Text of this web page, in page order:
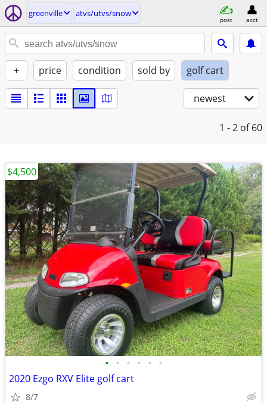
greenville atvs/utvs/snow
post acct
+ price condition sold by golf cart
newest
1 - 2 of 60
• • • • • •
2020 Ezgo RXV Elite golf cart
8/7
$4,500